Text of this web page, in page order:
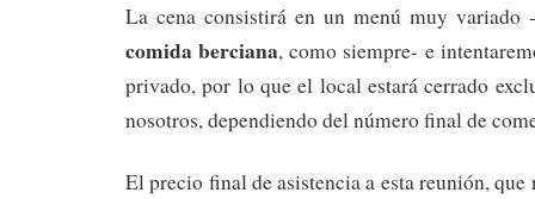
La cena consistirá en un menú muy variado
comida berciana, como siempre- e
privado, por lo que el local estará cerrado
nosotros, dependiendo del número final de
El precio final de asistencia a esta reunión,